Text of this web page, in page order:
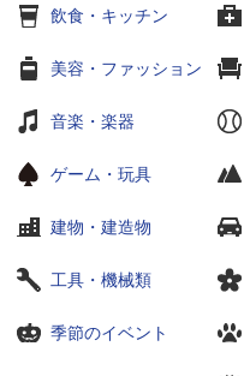
飲食・キッチン
美容・ファッション
音楽・楽器
ゲーム・玩具
建物・建造物
工具・機械類
季節のイベント